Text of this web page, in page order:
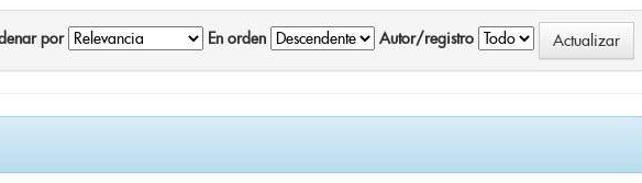
por En orden Autor/registro